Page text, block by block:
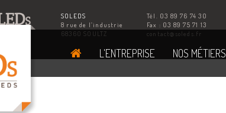
L'ENTREPRISE NOS MÉTIERS
SOLEDS
8 rue de l’industrie
68360 SOULTZ
Tél. 03 89 76 74 30
Fax : 03 89 75 71 13
contact@soleds.fr